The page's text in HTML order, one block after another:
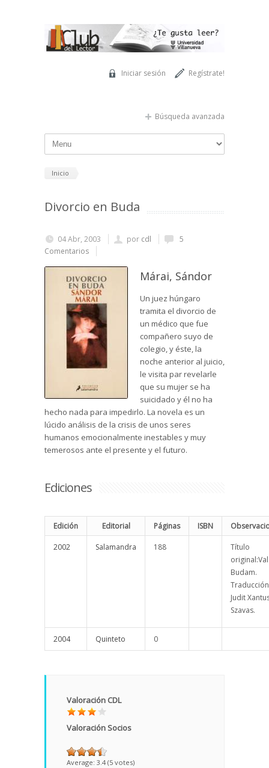
Regístrate!
Iniciar sesión
Búsqueda avanzada
Inicio
Divorcio en Buda
04 Abr, 2003 por cdl
5
Comentarios
Márai, Sándor
Un juez húngaro
tramita el divorcio de
un médico que fue
compañero suyo de
colegio, y éste, la
noche anterior al juicio,
le visita par revelarle
que su mujer se ha
suicidado y él no ha
hecho nada para impedirlo. La novela es un
lúcido análisis de la crisis de unos seres
humanos emocionalmente inestables y muy
temerosos ante el presente y el futuro.
Ediciones
Edición Editorial Páginas ISBN
2002 Salamandra 188
Título
Budam.
Judit
Szavas.
2004 Quinteto 0
Valoración CDL
Valoración Socios
Average: 3.4 (5 votes)